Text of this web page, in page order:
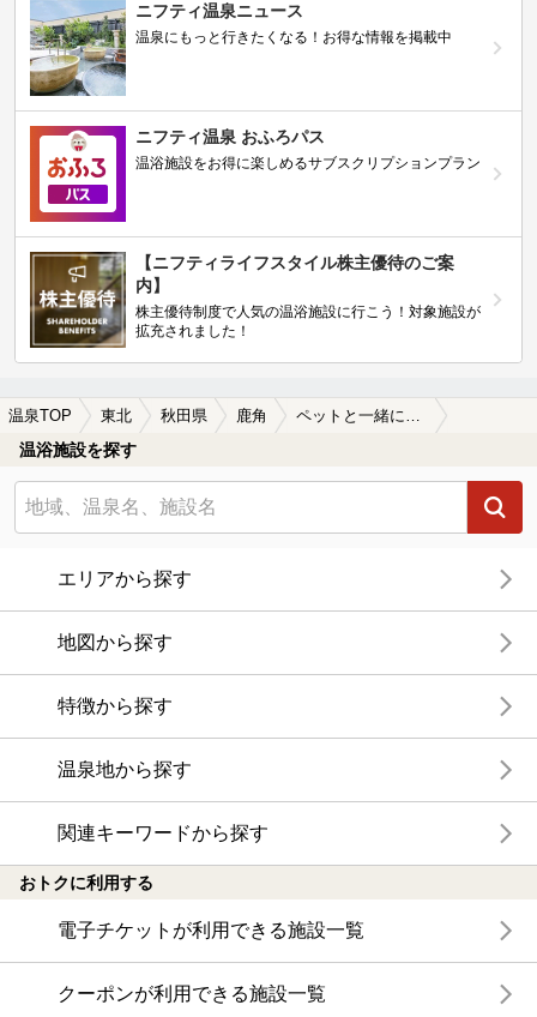
ニフティ温泉ニュース
温泉にもっと行きたくなる！お得な情報を掲載中
ニフティ温泉 おふろパス
温浴施設をお得に楽しめるサブスクリプションプラン
【ニフティライフスタイル株主優待のご案
内】
株主優待制度で人気の温浴施設に行こう！対象施設が
拡充されました！
温泉TOP 東北 秋田県 鹿角 ペットと一緒に楽しめる鹿角の温泉、日帰り温泉、スーパー銭湯おすすめ
温浴施設を探す
エリアから探す
地図から探す
特徴から探す
温泉地から探す
関連キーワードから探す
おトクに利用する
電子チケットが利用できる施設一覧
クーポンが利用できる施設一覧